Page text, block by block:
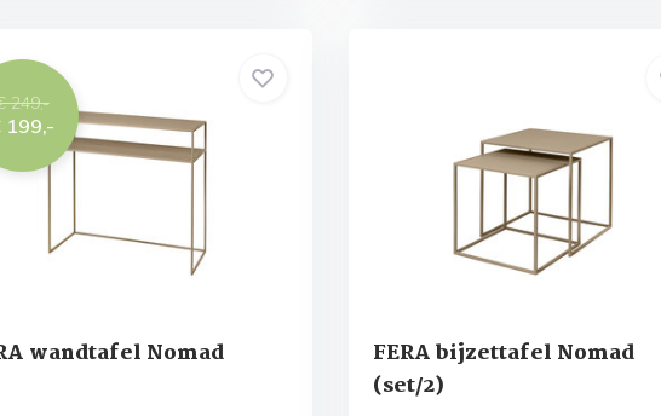
249,-
199,-
wandtafel Nomad
FERA bijzettafel Nomad
(set/2)